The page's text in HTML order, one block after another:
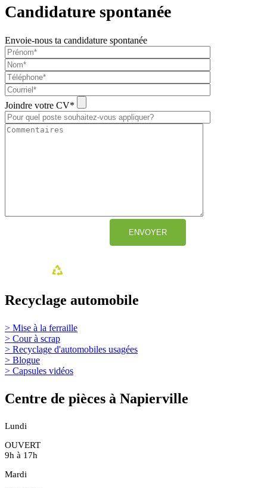
Candidature spontanée
Envoie-nous ta candidature spontanée
Joindre votre CV*
Recyclage automobile
> Mise à la ferraille
> Cour à scrap
> Recyclage d'automobiles usagées
> Blogue
> Capsules vidéos
Centre de pièces à Napierville
Lundi
OUVERT
9h à 17h
Mardi